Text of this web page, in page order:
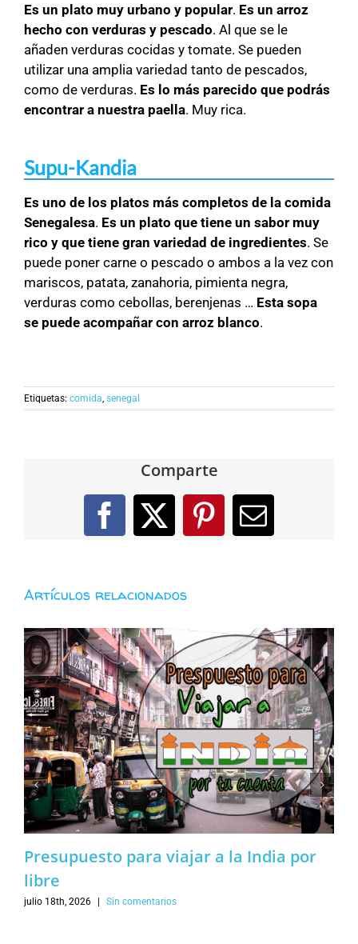
Es un plato muy urbano y popular. Es un arroz
hecho con verduras y pescado. Al que se le
añaden verduras cocidas y tomate. Se pueden
utilizar una amplia variedad tanto de pescados,
como de verduras. Es lo más parecido que podrás
encontrar a nuestra paella. Muy rica.
Supu-Kandia
Es uno de los platos más completos de la comida
Senegalesa. Es un plato que tiene un sabor muy
rico y que tiene gran variedad de ingredientes. Se
puede poner carne o pescado o ambos a la vez con
mariscos, patata, zanahoria, pimienta negra,
verduras como cebollas, berenjenas … Esta sopa
se puede acompañar con arroz blanco.
Etiquetas: comida, senegal
Comparte
Facebook
X PinterestCorreo
Artículos relacionados
Presupuesto para viajar a la India por
libre
julio 18th, 2026 Sin comentarios